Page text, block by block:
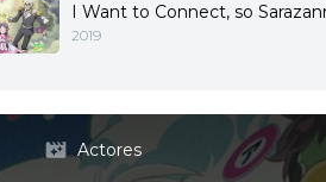
I Want to Connect, so
2019
Actores